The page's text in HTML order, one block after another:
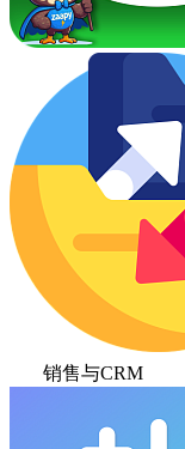
销售与CRM